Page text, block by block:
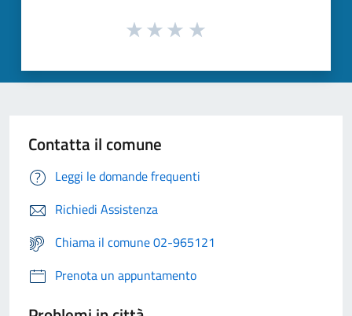
Contatta il comune
Leggi le domande frequenti
Richiedi Assistenza
Chiama il comune 02-965121
Prenota un appuntamento